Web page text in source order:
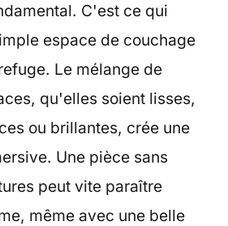
C'est ce qui
espace de couchage
Le mélange de
qu'elles soient lisses,
ou brillantes, crée une
Une pièce sans
peut vite paraître
même avec une belle